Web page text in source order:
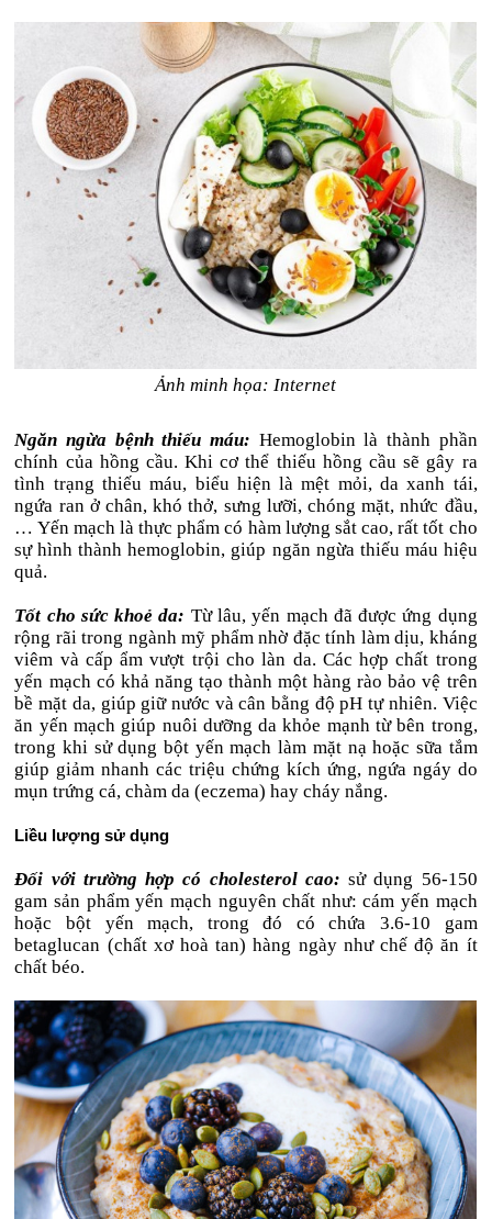
Ảnh minh họa: Internet
Ngăn ngừa bệnh thiếu máu: Hemoglobin là thành phần
chính của hồng cầu. Khi cơ thể thiếu hồng cầu sẽ gây ra
tình trạng thiếu máu, biểu hiện là mệt mỏi, da xanh tái,
ngứa ran ở chân, khó thở, sưng lưỡi, chóng mặt, nhức đầu,
… Yến mạch là thực phẩm có hàm lượng sắt cao, rất tốt cho
sự hình thành hemoglobin, giúp ngăn ngừa thiếu máu hiệu
quả.
Tốt cho sức khoẻ da: Từ lâu, yến mạch đã được ứng dụng
rộng rãi trong ngành mỹ phẩm nhờ đặc tính làm dịu, kháng
viêm và cấp ẩm vượt trội cho làn da. Các hợp chất trong
yến mạch có khả năng tạo thành một hàng rào bảo vệ trên
bề mặt da, giúp giữ nước và cân bằng độ pH tự nhiên. Việc
ăn yến mạch giúp nuôi dưỡng da khỏe mạnh từ bên trong,
trong khi sử dụng bột yến mạch làm mặt nạ hoặc sữa tắm
giúp giảm nhanh các triệu chứng kích ứng, ngứa ngáy do
mụn trứng cá, chàm da (eczema) hay cháy nắng.
Liều lượng sử dụng
Đối với trường hợp có cholesterol cao: sử dụng 56-150
gam sản phẩm yến mạch nguyên chất như: cám yến mạch
hoặc bột yến mạch, trong đó có chứa 3.6-10 gam
betaglucan (chất xơ hoà tan) hàng ngày như chế độ ăn ít
chất béo.